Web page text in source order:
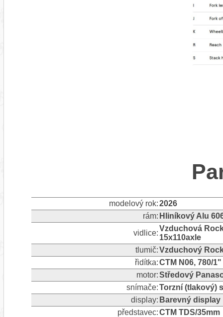
modelový rok:2026
rám: Hliníkový Alu
vidlice:
Vzduchová
15x110axle
tlumič:Vzduchový
řidítka:CTM N06, 780/
motor:Středový
snímače:Torzní (tlakový)
display: Barevný display
představec:CTM TDS/35mm